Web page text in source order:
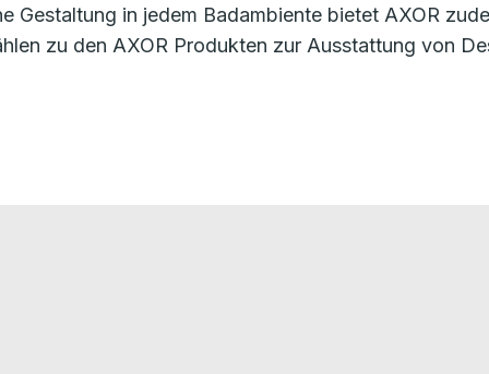
Gestaltung in jedem Badambiente bietet AXOR
zu den AXOR Produkten zur Ausstattung von